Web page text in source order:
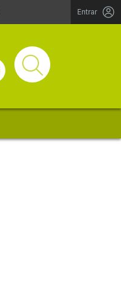
Entrar